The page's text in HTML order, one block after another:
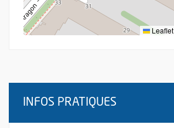
Leaflet
INFOS PRATIQUES